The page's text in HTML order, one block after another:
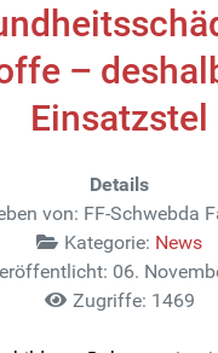
–
Einsatzstel
Details
von: FF-Schwebda
Kategorie: News
06.
Zugriffe: 1469